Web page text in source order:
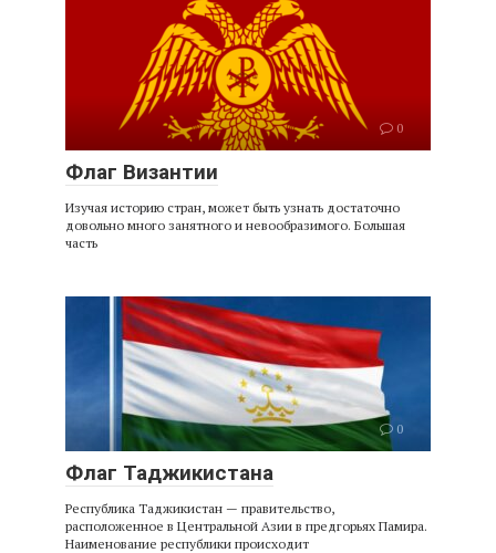
0
Флаг Византии
Изучая историю стран, может быть узнать достаточно
довольно много занятного и невообразимого. Большая
часть
0
Флаг Таджикистана
Республика Таджикистан — правительство,
расположенное в Центральной Азии в предгорьях Памира.
Наименование республики происходит